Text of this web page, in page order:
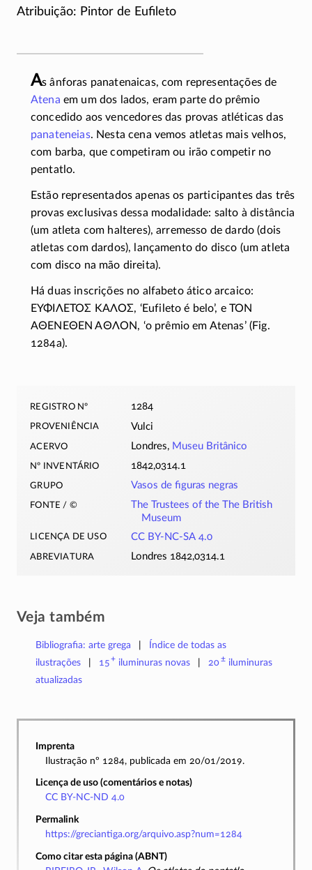
Atribuição: Pintor de Eufileto
As ânforas panatenaicas, com representações de
Atena em um dos lados, eram parte do prêmio
concedido aos vencedores das provas atléticas das
panateneias. Nesta cena vemos atletas mais velhos,
com barba, que competiram ou irão competir no
pentatlo.
Estão representados apenas os participantes das três
provas exclusivas dessa modalidade: salto à distância
(um atleta com halteres), arremesso de dardo (dois
atletas com dardos), lançamento do disco (um atleta
com disco na mão direita).
Há duas inscrições no alfabeto ático arcaico:
ΕΥΦΙΛΕΤΟΣ ΚΑΛΟΣ, ‘Eufileto é belo’, eΤΟΝ
ΑΘΕΝΕΘΕΝ ΑΘΛΟΝ, ‘o prêmio em Atenas’ (Fig.
1284a).
registro nº 1284
proveniência Vulci
acervo Londres, Museu Britânico
nº inventário 1842,0314.1
grupo Vasos de figuras negras
fonte / ©
The Trustees of the The British
Museum
licença de uso CC BY-NC-SA 4.0
abreviatura Londres 1842,0314.1
Veja também
Bibliografia: arte grega
Índice de todas as
ilustrações
15+ iluminuras novas 20±iluminuras
atualizadas
Imprenta
Ilustração nº 1284, publicada em 20/01/2019.
Licença de uso (comentários e notas)
CC BY-NC-ND 4.0
Permalink
https://greciantiga.org/arquivo.asp?num=1284
Como citar esta página (ABNT)